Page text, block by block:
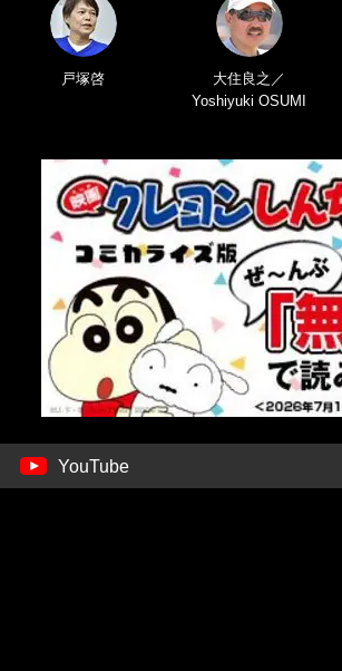
戸塚啓
大住良之／
Yoshiyuki OSUMI
YouTube